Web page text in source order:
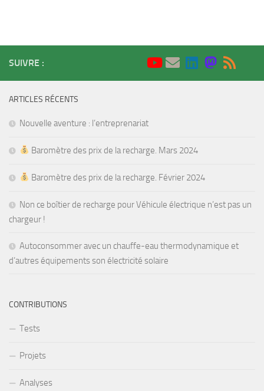
SUIVRE :
ARTICLES RÉCENTS
Nouvelle aventure : l’entreprenariat
Baromètre des prix de la recharge. Mars 2024
Baromètre des prix de la recharge. Février 2024
Non ce boîtier de recharge pour Véhicule électrique n’est pas un
chargeur !
Autoconsommer avec un chauffe-eau thermodynamique et
d’autres équipements son électricité solaire
CONTRIBUTIONS
Tests
Projets
Analyses